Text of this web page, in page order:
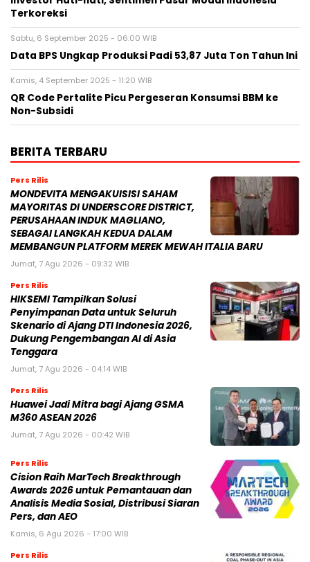
Terkoreksi
Sabtu, 6 September 2025 - 06:00 WIB
Data BPS Ungkap Produksi Padi 53,87 Juta Ton Tahun Ini
Kamis, 4 September 2025 - 11:20 WIB
QR Code Pertalite Picu Pergeseran Konsumsi BBM ke
Non-Subsidi
BERITA TERBARU
Pers Rilis
MONDEVITA MENGAKUISISI SAHAM
MAYORITAS DI UNDERSCORE DISTRICT,
PERUSAHAAN INDUK MAGLIANO,
SEBAGAI LANGKAH KEDUA DALAM
MEMBANGUN PLATFORM MEREK MEWAH ITALIA BARU
Jumat, 7 Agu 2026 - 09:32 WIB
Pers Rilis
HIKSEMI Tampilkan Solusi
Penyimpanan Data untuk Seluruh
Skenario di Ajang DTI Indonesia 2026,
Dukung Pengembangan AI di Asia
Tenggara
Jumat, 7 Agu 2026 - 04:14 WIB
Pers Rilis
Huawei Jadi Mitra bagi Ajang GSMA
M360 ASEAN 2026
Jumat, 7 Agu 2026 - 00:42 WIB
Pers Rilis
Cision Raih MarTech Breakthrough
Awards 2026 untuk Pemantauan dan
Analisis Media Sosial, Distribusi Siaran
Pers, dan AEO
Kamis, 6 Agu 2026 - 17:00 WIB
Pers Rilis